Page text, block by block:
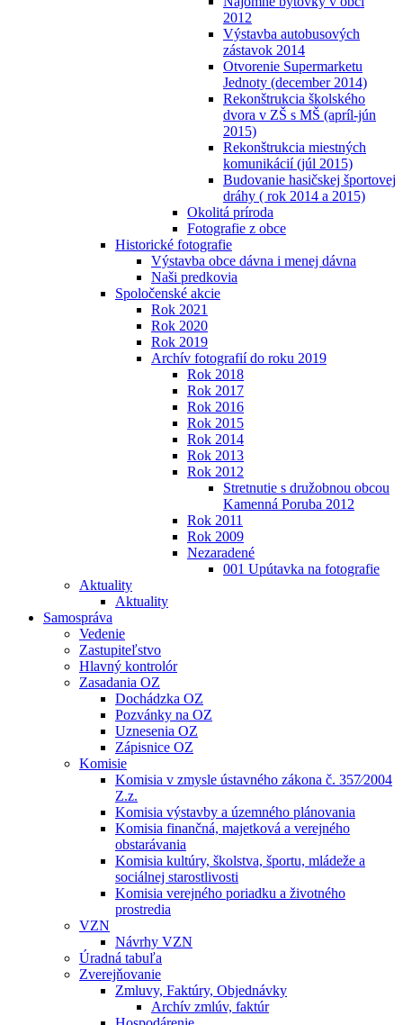
2012
Výstavba autobusových
zástavok 2014
Otvorenie Supermarketu
Jednoty (december 2014)
Rekonštrukcia školského
dvora v ZŠ s MŠ (apríl-jún
2015)
Rekonštrukcia miestných
komunikácií (júl 2015)
Budovanie hasičskej športovej
dráhy ( rok 2014 a 2015)
Okolitá príroda
Fotografie z obce
Historické fotografie
Výstavba obce dávna i menej dávna
Naši predkovia
Spoločenské akcie
Rok 2021
Rok 2020
Rok 2019
Archív fotografií do roku 2019
Rok 2018
Rok 2017
Rok 2016
Rok 2015
Rok 2014
Rok 2013
Rok 2012
Stretnutie s družobnou obcou
Kamenná Poruba 2012
Rok 2011
Rok 2009
Nezaradené
001 Upútavka na fotografie
Aktuality
Aktuality
Samospráva
Vedenie
Zastupiteľstvo
Hlavný kontrolór
Zasadania OZ
Dochádzka OZ
Pozvánky na OZ
Uznesenia OZ
Zápisnice OZ
Komisie
Komisia v zmysle ústavného zákona č. 357⁄2004
Z.z.
Komisia výstavby a územného plánovania
Komisia finančná, majetková a verejného
obstarávania
Komisia kultúry, školstva, športu, mládeže a
sociálnej starostlivosti
Komisia verejného poriadku a životného
prostredia
VZN
Návrhy VZN
Úradná tabuľa
Zverejňovanie
Zmluvy, Faktúry, Objednávky
Archív zmlúv, faktúr